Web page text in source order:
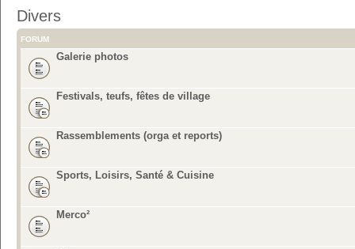
Divers
FORUM
Galerie photos
Festivals, teufs, fêtes de village
Rassemblements (orga et reports)
Sports, Loisirs, Santé & Cuisine
Merco²